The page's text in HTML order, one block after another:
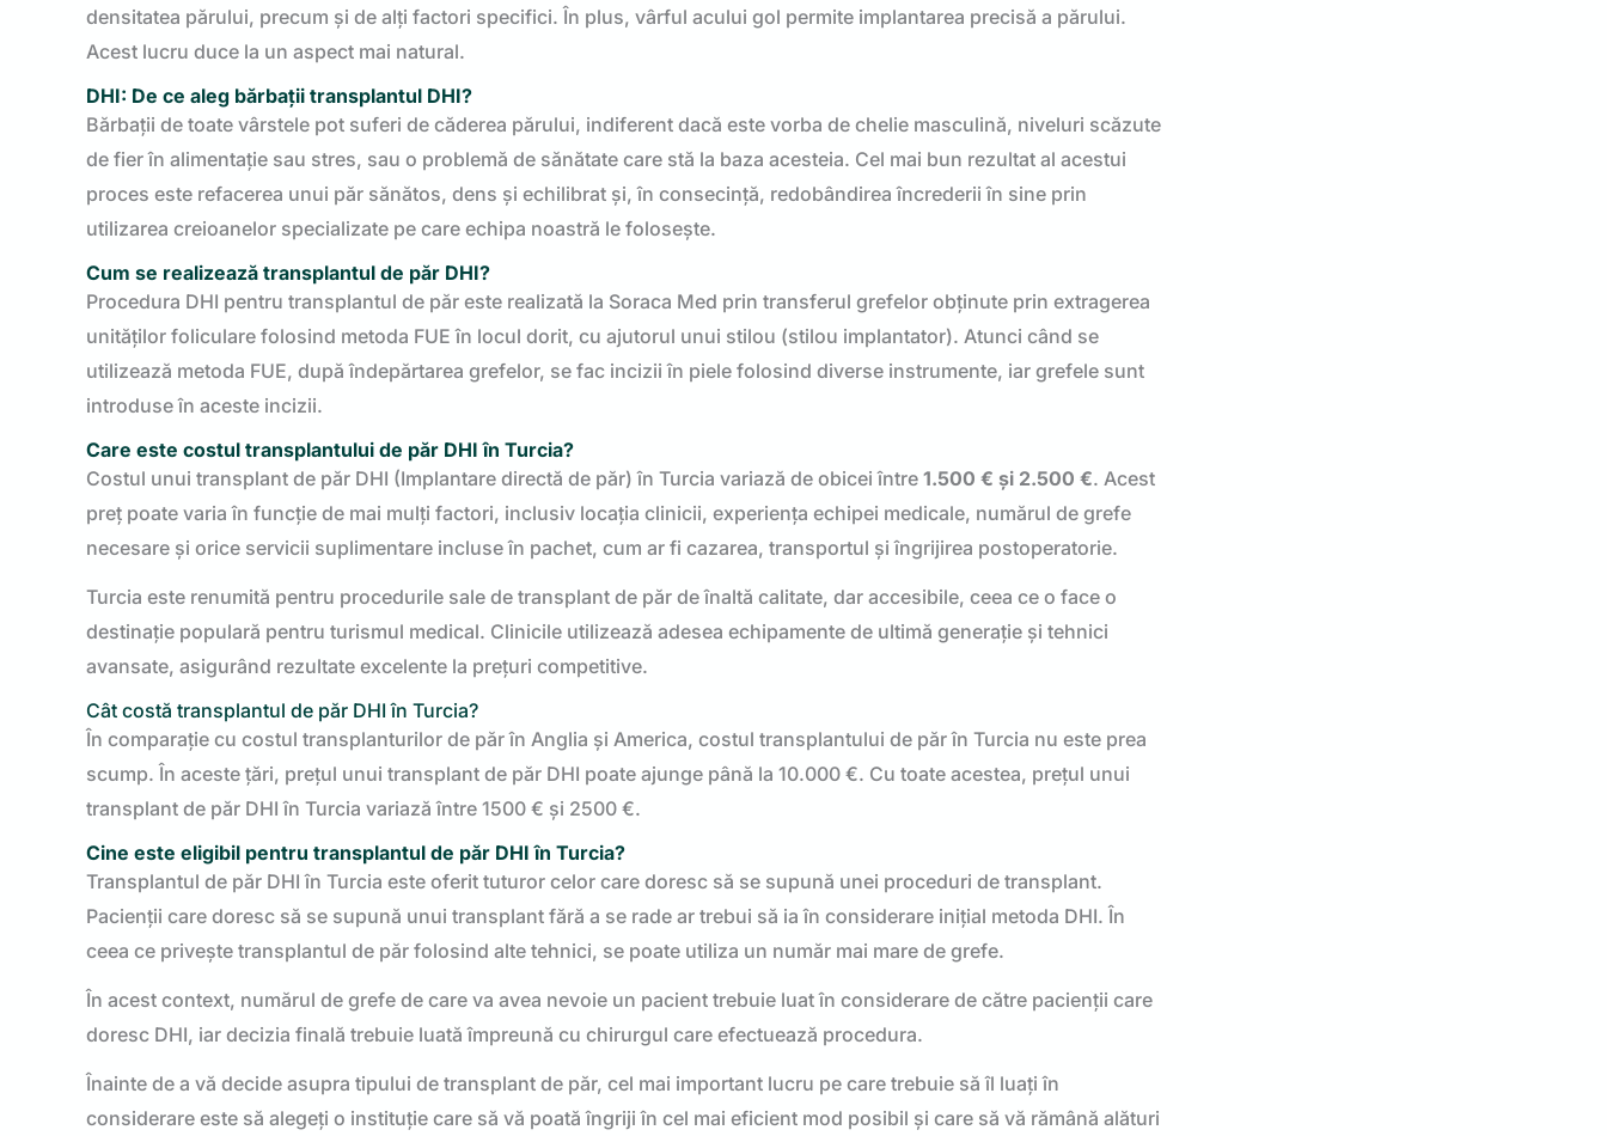
densitatea părului, precum și de alți factori specifici. În plus, vârful acului gol permite implantarea precisă a părului.
Acest lucru duce la un aspect mai natural.
DHI: De ce aleg bărbații transplantul DHI?
Bărbații de toate vârstele pot suferi de căderea părului, indiferent dacă este vorba de chelie masculină, niveluri scăzute
de fier în alimentație sau stres, sau o problemă de sănătate care stă la baza acesteia. Cel mai bun rezultat al acestui
proces este refacerea unui păr sănătos, dens și echilibrat și, în consecință, redobândirea încrederii în sine prin
utilizarea creioanelor specializate pe care echipa noastră le folosește.
Cum se realizează transplantul de păr DHI?
Procedura DHI pentru transplantul de păr este realizată la Soraca Med prin transferul grefelor obținute prin extragerea
unităților foliculare folosind metoda FUE în locul dorit, cu ajutorul unui stilou (stilou implantator). Atunci când se
utilizează metoda FUE, după îndepărtarea grefelor, se fac incizii în piele folosind diverse instrumente, iar grefele sunt
introduse în aceste incizii.
Care este costul transplantului de păr DHI în Turcia?
Costul unui transplant de păr DHI (Implantare directă de păr) în Turcia variază de obicei între 1.500 € și 2.500 €. Acest
preț poate varia în funcție de mai mulți factori, inclusiv locația clinicii, experiența echipei medicale, numărul de grefe
necesare și orice servicii suplimentare incluse în pachet, cum ar fi cazarea, transportul și îngrijirea postoperatorie.
Turcia este renumită pentru procedurile sale de transplant de păr de înaltă calitate, dar accesibile, ceea ce o face o
destinație populară pentru turismul medical. Clinicile utilizează adesea echipamente de ultimă generație și tehnici
avansate, asigurând rezultate excelente la prețuri competitive.
Cât costă transplantul de păr DHI în Turcia?
În comparație cu costul transplanturilor de păr în Anglia și America, costul transplantului de păr în Turcia nu este prea
scump. În aceste țări, prețul unui transplant de păr DHI poate ajunge până la 10.000 €. Cu toate acestea, prețul unui
transplant de păr DHI în Turcia variază între 1500 € și 2500 €.
Cine este eligibil pentru transplantul de păr DHI în Turcia?
Transplantul de păr DHI în Turcia este oferit tuturor celor care doresc să se supună unei proceduri de transplant.
Pacienții care doresc să se supună unui transplant fără a se rade ar trebui să ia în considerare inițial metoda DHI. În
ceea ce privește transplantul de păr folosind alte tehnici, se poate utiliza un număr mai mare de grefe.
În acest context, numărul de grefe de care va avea nevoie un pacient trebuie luat în considerare de către pacienții care
doresc DHI, iar decizia finală trebuie luată împreună cu chirurgul care efectuează procedura.
Înainte de a vă decide asupra tipului de transplant de păr, cel mai important lucru pe care trebuie să îl luați în
considerare este să alegeți o instituție care să vă poată îngriji în cel mai eficient mod posibil și care să vă rămână alături